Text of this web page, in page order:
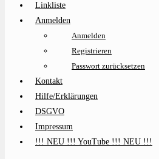
Linkliste
Anmelden
Anmelden
Registrieren
Passwort zurücksetzen
Kontakt
Hilfe/Erklärungen
DSGVO
Impressum
!!! NEU !!! YouTube !!! NEU !!!